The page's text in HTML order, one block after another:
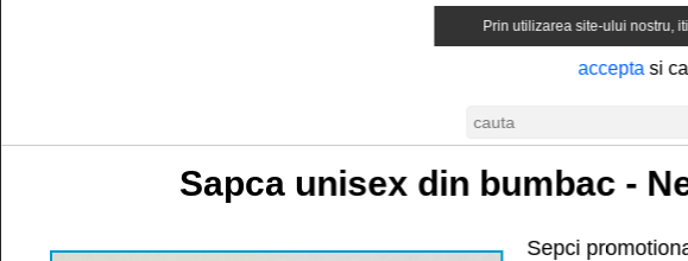
Sapca unisex din bumbac -
Sepci
Prin utilizarea site-ului nostru,
accepta si